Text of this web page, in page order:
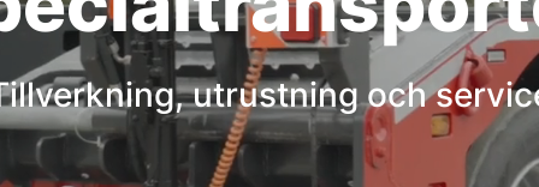
utrustning och